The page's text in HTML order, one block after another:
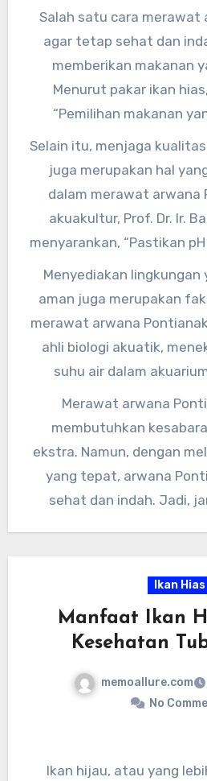
pemilik arwana
tidaklah mudah.
tepat agar arwana
indah.
Salah satu cara merawat
agar tetap sehat dan
memberikan makanan
Menurut pakar ikan
“Pemilihan makanan
penting untuk menjaga
Pontianak. Berikan
nutrisi seperti cacing,
hias yang mengandung
Selain itu, menjaga
juga merupakan hal
dalam merawat arwana
akuakultur, Prof. Dr. Ir.
menyarankan, “Pastikan
tetap stabil dan bersih.
baik untuk menjaga
overfeeding agar kualitas
Menyediakan lingkungan
aman juga merupakan
merawat arwana
ahli biologi akuatik,
suhu air dalam
kebutuhan arwana
30 derajat Celsius.
perlindungan dari stres
tempat
Merawat arwana
membutuhkan
ekstra. Namun, dengan
yang tepat, arwana
sehat dan indah. Jadi,
Ikan Hias
Manfaat Ikan
Kesehatan
memoallure.com
No
Ikan hijau, atau yang